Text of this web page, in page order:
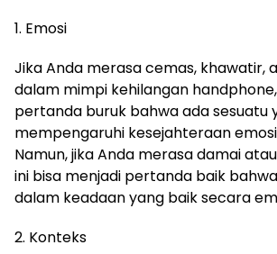
1. Emosi
Jika Anda merasa cemas, khawatir,
dalam mimpi kehilangan
pertanda buruk bahwa ada sesuatu
mempengaruhi kesejahteraan
Namun, jika Anda merasa damai
ini bisa menjadi pertanda baik
dalam keadaan yang baik secara
2. Konteks